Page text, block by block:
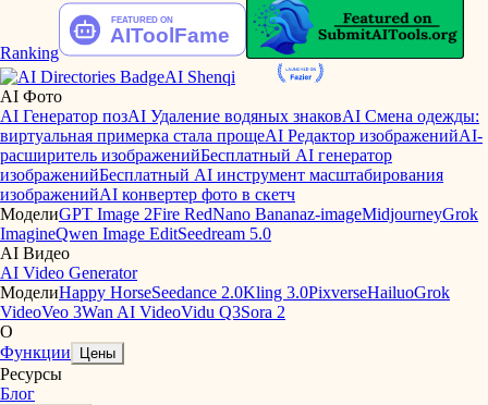
Ranking
AI Shenqi
AI Фото
AI Генератор позAI Удаление водяных знаковAI Смена одежды:
виртуальная примерка стала прощеAI Редактор изображенийAI-
расширитель изображенийБесплатный AI генератор
изображенийБесплатный AI инструмент масштабирования
изображенийAI конвертер фото в скетч
МоделиGPT Image 2Fire RedNano Bananaz-imageMidjourneyGrok
ImagineQwen Image EditSeedream 5.0
AI Видео
AI Video Generator
МоделиHappy HorseSeedance 2.0Kling 3.0PixverseHailuoGrok
VideoVeo 3Wan AI VideoVidu Q3Sora 2
О
Функции
Цены
Ресурсы
Блог